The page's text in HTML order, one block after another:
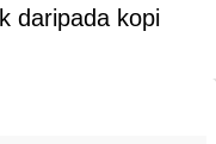
daripada kopi